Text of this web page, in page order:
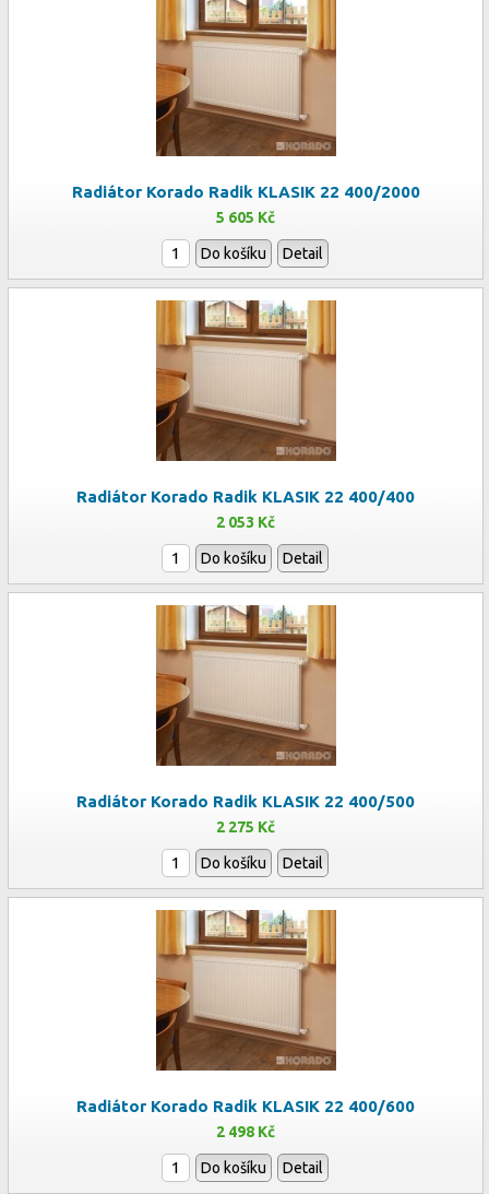
Radiátor Korado Radik KLASIK 22 400/2000
5 605 Kč
Do košíku Detail
Radiátor Korado Radik KLASIK 22 400/400
2 053 Kč
Do košíku Detail
Radiátor Korado Radik KLASIK 22 400/500
2 275 Kč
Do košíku Detail
Radiátor Korado Radik KLASIK 22 400/600
2 498 Kč
Do košíku Detail